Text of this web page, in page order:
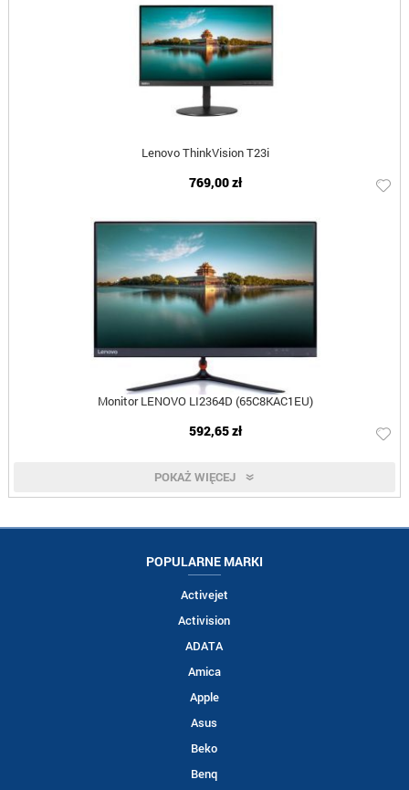
Lenovo ThinkVision T23i
769,00 zł
Monitor LENOVO LI2364D (65C8KAC1EU)
592,65 zł
POKAŻ WIĘCEJ
POPULARNE MARKI
Activejet
Activision
ADATA
Amica
Apple
Asus
Beko
Benq